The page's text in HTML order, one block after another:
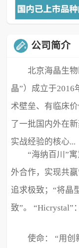
公司简介
北京海晶生
晶”）成立于2016
术壁垒、有临床
了一批国内外在
实战经验的核心...
“海纳百川”
外合作，实现共赢
追求极致；“将晶
致”。 “Hicrystal”
使命： “用创